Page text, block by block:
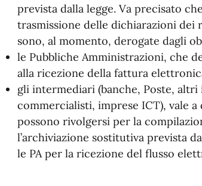
prevista dalla legge. Va precisato
trasmissione delle dichiarazioni dei
sono, al momento, derogate dagli
le Pubbliche Amministrazioni, che
alla ricezione della fattura
gli intermediari (banche, Poste,
commercialisti, imprese ICT), vale
possono rivolgersi per la
l’archiviazione sostitutiva prevista
le PA per la ricezione del flusso